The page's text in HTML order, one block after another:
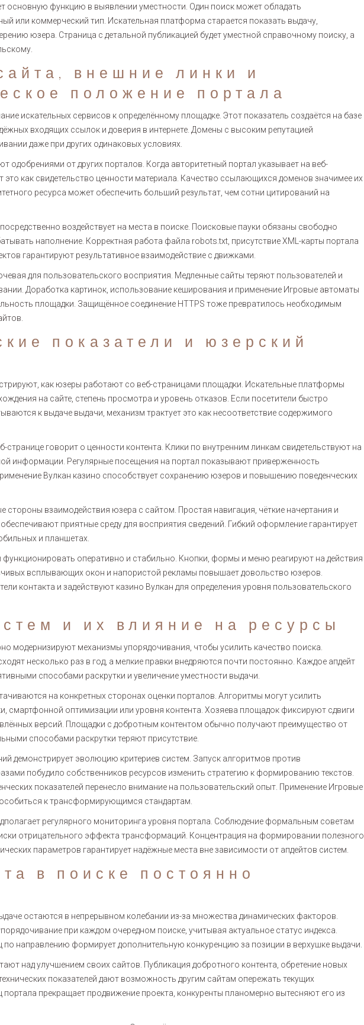
основную функцию в выявлении уместности. Один поиск может обладать
или коммерческий тип. Искательная платформа старается показать выдачу,
юзера. Страница с детальной публикацией будет уместной справочному поиску, а
внешние линки и
положение портала
искательных сервисов к определённому площадке. Этот показатель создаётся на базе
входящих ссылок и доверия в интернете. Домены с высоким репутацией
даже при других одинаковых условиях.
одобрениями от других порталов. Когда авторитетный портал указывает на веб-
это как свидетельство ценности материала. Качество ссылающихся доменов значимее их
ресурса может обеспечить больший результат, чем сотни цитирований на
воздействует на места в поиске. Поисковые пауки обязаны свободно
наполнение. Корректная работа файла robots.txt, присутствие XML-карты портала
гарантируют результативное взаимодействие с движками.
для пользовательского восприятия. Медленные сайты теряют пользователей и
Доработка картинок, использование кеширования и применение Игровые автоматы
площадки. Защищённое соединение HTTPS тоже превратилось необходимым
показатели и юзерский
как юзеры работают со веб-страницами площадки. Искательные платформы
на сайте, степень просмотра и уровень отказов. Если посетители быстро
к выдаче выдачи, механизм трактует это как несоответствие содержимого
странице говорит о ценности контента. Клики по внутренним линкам свидетельствуют на
информации. Регулярные посещения на портал показывают приверженность
Вулкан казино способствует сохранению юзеров и повышению поведенческих
взаимодействия юзера с сайтом. Простая навигация, чёткие начертания и
приятные среду для восприятия сведений. Гибкий оформление гарантирует
и планшетах.
оперативно и стабильно. Кнопки, формы и меню реагируют на действия
всплывающих окон и напористой рекламы повышает довольство юзеров.
контакта и задействуют казино Вулкан для определения уровня пользовательского
и их влияние на ресурсы
модернизируют механизмы упорядочивания, чтобы усилить качество поиска.
несколько раз в год, а мелкие правки внедряются почти постоянно. Каждое апдейт
способами раскрутки и увеличение уместности выдачи.
на конкретных сторонах оценки порталов. Алгоритмы могут усилить
смартфонной оптимизации или уровня контента. Хозяева площадок фиксируют сдвиги
версий. Площадки с добротным контентом обычно получают преимущество от
способами раскрутки теряют присутствие.
демонстрирует эволюцию критериев систем. Запуск алгоритмов против
побудило собственников ресурсов изменить стратегию к формированию текстов.
показателей перенесло внимание на пользовательский опыт. Применение Игровые
к трансформирующимся стандартам.
регулярного мониторинга уровня портала. Соблюдение формальным советам
отрицательного эффекта трансформаций. Концентрация на формировании полезного
параметров гарантирует надёжные места вне зависимости от апдейтов систем.
в поиске постоянно
остаются в непрерывном колебании из-за множества динамических факторов.
при каждом очередном поиске, учитывая актуальное статус индекса.
по направлению формирует дополнительную конкуренцию за позиции в верхушке выдачи.
над улучшением своих сайтов. Публикация добротного контента, обретение новых
показателей дают возможность другим сайтам опережать текущих
портала прекращает продвижение проекта, конкуренты планомерно вытесняют его из